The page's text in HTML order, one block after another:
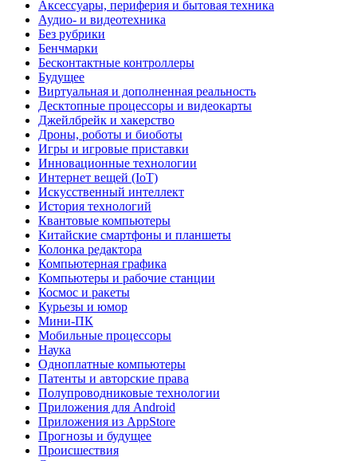
Аксессуары, периферия и бытовая техника
Аудио- и видеотехника
Без рубрики
Бенчмарки
Бесконтактные контроллеры
Будущее
Виртуальная и дополненная реальность
Десктопные процессоры и видеокарты
Джейлбрейк и хакерство
Дроны, роботы и биоботы
Игры и игровые приставки
Инновационные технологии
Интернет вещей (IoT)
Искусственный интеллект
История технологий
Квантовые компьютеры
Китайские смартфоны и планшеты
Колонка редактора
Компьютерная графика
Компьютеры и рабочие станции
Космос и ракеты
Курьезы и юмор
Мини-ПК
Мобильные процессоры
Наука
Одноплатные компьютеры
Патенты и авторские права
Полупроводниковые технологии
Приложения для Android
Приложения из AppStore
Прогнозы и будущее
Происшествия